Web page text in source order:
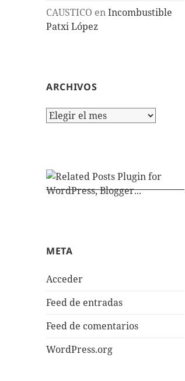
CAUSTICO enIncombustible
Patxi López
ARCHIVOS
Archivos
META
Acceder
Feed de entradas
Feed de comentarios
WordPress.org